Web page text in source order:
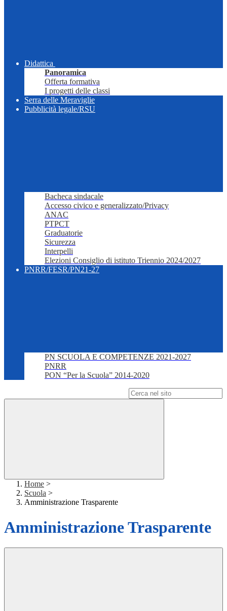
Didattica
Panoramica
Offerta formativa
I progetti delle classi
Serra delle Meraviglie
Pubblicità legale/RSU
Bacheca sindacale
Accesso civico e generalizzato/Privacy
ANAC
PTPCT
Graduatorie
Sicurezza
Interpelli
Elezioni Consiglio di istituto Triennio 2024/2027
PNRR/FESR/PN21-27
PN SCUOLA E COMPETENZE 2021-2027
PNRR
PON “Per la Scuola” 2014-2020
Home >
Scuola >
Amministrazione Trasparente
Amministrazione Trasparente